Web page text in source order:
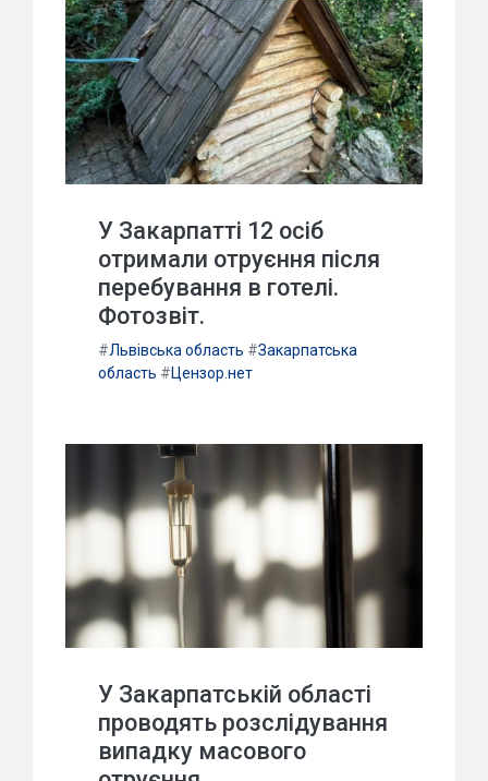
У Закарпатті 12 осіб
отримали отруєння після
перебування в готелі.
Фотозвіт.
#Львівська область #Закарпатська
область #Цензор.нет
У Закарпатській області
проводять розслідування
випадку масового